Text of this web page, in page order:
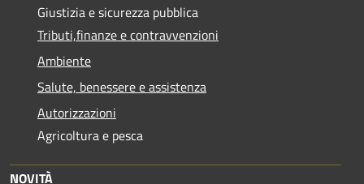
Giustizia e sicurezza pubblica
Tributi,finanze e contravvenzioni
Ambiente
Salute, benessere e assistenza
Autorizzazioni
Agricoltura e pesca
NOVITÀ